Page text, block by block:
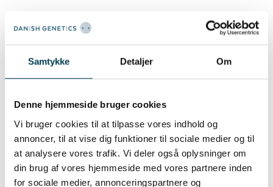
Samtykke Detaljer Om
Denne hjemmeside bruger cookies
Vi bruger cookies til at tilpasse vores indhold og
annoncer, til at vise dig funktioner til sociale medier og til
at analysere vores trafik. Vi deler også oplysninger om
din brug af vores hjemmeside med vores partnere inden
for sociale medier, annonceringspartnere og
Sunde grise er alfa omega for en optimal avl,
hvorfor dette er et hovedfokusområde for
os som avlscenter. Den gennemgående
kvalitet er et ufravigeligt varemærke for
har højeste SPF-X sundhedsstatus.​
Avlscenter med kunder i ind- og udland
​Sølvbakkegaard Avl og Opformering leverer